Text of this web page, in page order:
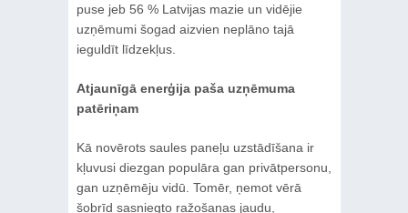
puse jeb 56 % Latvijas mazie un vidējie
uzņēmumi šogad aizvien neplāno tajā
ieguldīt līdzekļus.
Atjaunīgā enerģija paša uzņēmuma
patēriņam
Kā novērots saules paneļu uzstādīšana ir
kļuvusi diezgan populāra gan privātpersonu,
gan uzņēmēju vidū. Tomēr, ņemot vērā
šobrīd sasniegto ražošanas jaudu,